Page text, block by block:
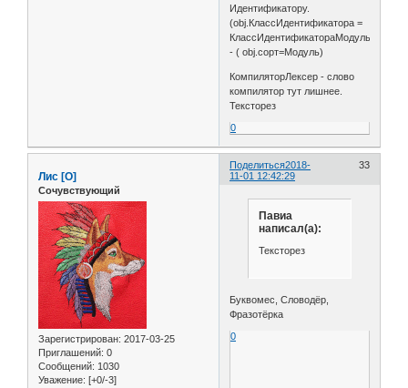
Идентификатору.
(obj.КлассИдентификатора =
КлассИдентификатораМодуль)
- ( obj.сорт=Модуль)
КомпиляторЛексер - слово
компилятор тут лишнее.
Тексторез
0
Поделиться 33
2018-
11-01 12:42:29
Лис [О]
Сочувствующий
Зарегистрирован: 2017-03-25
Приглашений: 0
Сообщений: 1030
Уважение: [+0/-3]
Павиа
написал(а):
Тексторез
Буквомес, Словодёр,
Фразотёрка
0